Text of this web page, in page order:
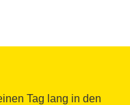
Tag lang in den